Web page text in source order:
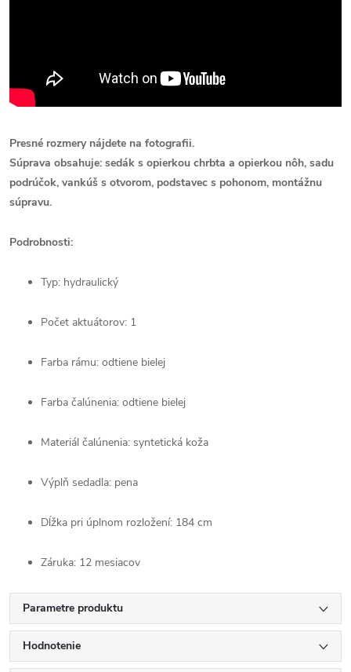
Presné rozmery nájdete na fotografii.
Súprava obsahuje: sedák s opierkou chrbta a opierkou nôh, sadu
podrúčok, vankúš s otvorom, podstavec s pohonom, montážnu
súpravu.
Podrobnosti:
Typ: hydraulický
Počet aktuátorov: 1
Farba rámu: odtiene bielej
Farba čalúnenia: odtiene bielej
Materiál čalúnenia: syntetická koža
Výplň sedadla: pena
Dĺžka pri úplnom rozložení: 184 cm
Záruka: 12 mesiacov
Parametre produktu
Hodnotenie